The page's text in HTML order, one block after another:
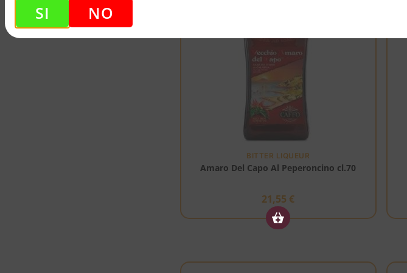
BITTER LIQUEUR
Amaro Del Capo Al Peperoncino cl.70
21,55 €
SI NO